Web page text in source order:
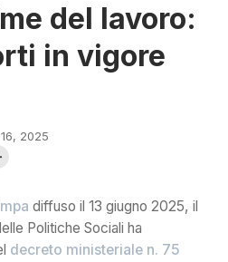
del lavoro:
in vigore
2025
diffuso il 13 giugno 2025, il
Politiche Sociali ha
decreto ministeriale n. 75